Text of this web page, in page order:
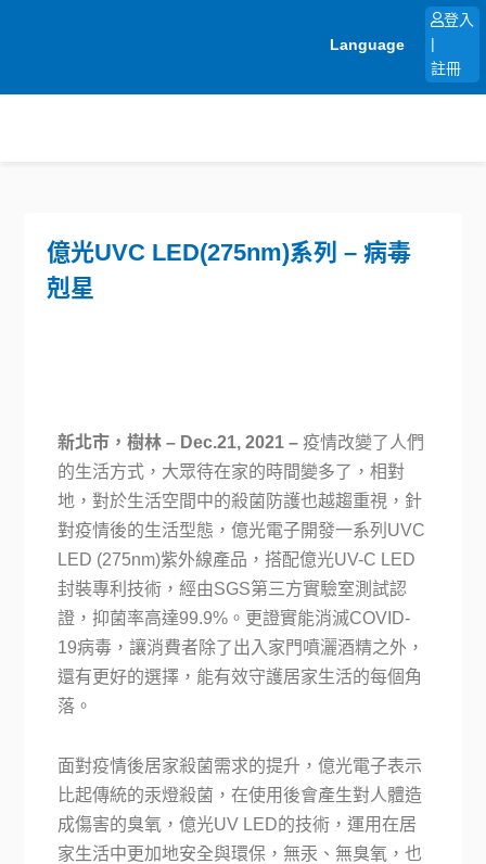
Language
登入
註冊
億光UVC LED(275nm)系列 – 病毒
剋星
新北市，樹林 – Dec.21, 2021 – 疫情改變了人們
的生活方式，大眾待在家的時間變多了，相對
地，對於生活空間中的殺菌防護也越趨重視，針
對疫情後的生活型態，億光電子開發一系列UVC
LED (275nm)紫外線產品，搭配億光UV-C LED
封裝專利技術，經由SGS第三方實驗室測試認
證，抑菌率高達99.9%。更證實能消滅COVID-
19病毒，讓消費者除了出入家門噴灑酒精之外，
還有更好的選擇，能有效守護居家生活的每個角
落。
面對疫情後居家殺菌需求的提升，億光電子表示
比起傳統的汞燈殺菌，在使用後會產生對人體造
成傷害的臭氧，億光UV LED的技術，運用在居
家生活中更加地安全與環保，無汞、無臭氧，也